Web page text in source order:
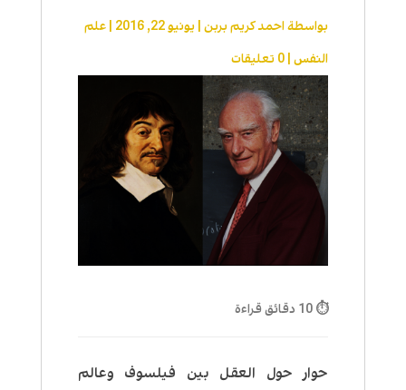
بواسطةاحمد كريم بربن| يونيو 22, 2016
علم
النفس| 0 تعليقات
⏱ 10 دقائق قراءة
حوار حول العقل بين فيلسوف وعالم